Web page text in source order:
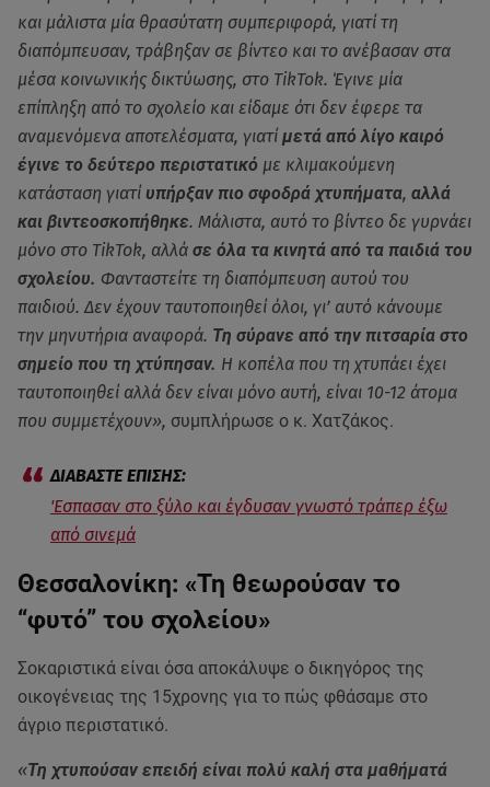
και μάλιστα μία θρασύτατη συμπεριφορά, γιατί τη
διαπόμπευσαν, τράβηξαν σε βίντεο και το ανέβασαν στα
μέσα κοινωνικής δικτύωσης, στο TikTok. Έγινε μία
επίπληξη από το σχολείο και είδαμε ότι δεν έφερε τα
αναμενόμενα αποτελέσματα, γιατί μετά από λίγο καιρό
έγινε το δεύτερο περιστατικό με κλιμακούμενη
κατάσταση γιατί υπήρξαν πιο σφοδρά χτυπήματα, αλλά
και βιντεοσκοπήθηκε. Μάλιστα, αυτό το βίντεο δε γυρνάει
μόνο στο TikTok, αλλά σε όλα τα κινητά από τα παιδιά του
σχολείου. Φανταστείτε τη διαπόμπευση αυτού του
παιδιού. Δεν έχουν ταυτοποιηθεί όλοι, γι’ αυτό κάνουμε
την μηνυτήρια αναφορά. Τη σύρανε από την πιτσαρία στο
σημείο που τη χτύπησαν. Η κοπέλα που τη χτυπάει έχει
ταυτοποιηθεί αλλά δεν είναι μόνο αυτή, είναι 10-12 άτομα
που συμμετέχουν», συμπλήρωσε ο κ. Χατζάκος.
'Εσπασαν στο ξύλο και έγδυσαν γνωστό τράπερ έξω
από σινεμά
Θεσσαλονίκη: «Τη θεωρούσαν το
“φυτό” του σχολείου»
Σοκαριστικά είναι όσα αποκάλυψε ο δικηγόρος της
οικογένειας της 15χρονης για το πώς φθάσαμε στο
άγριο περιστατικό.
«Τη χτυπούσαν επειδή είναι πολύ καλή στα μαθήματά